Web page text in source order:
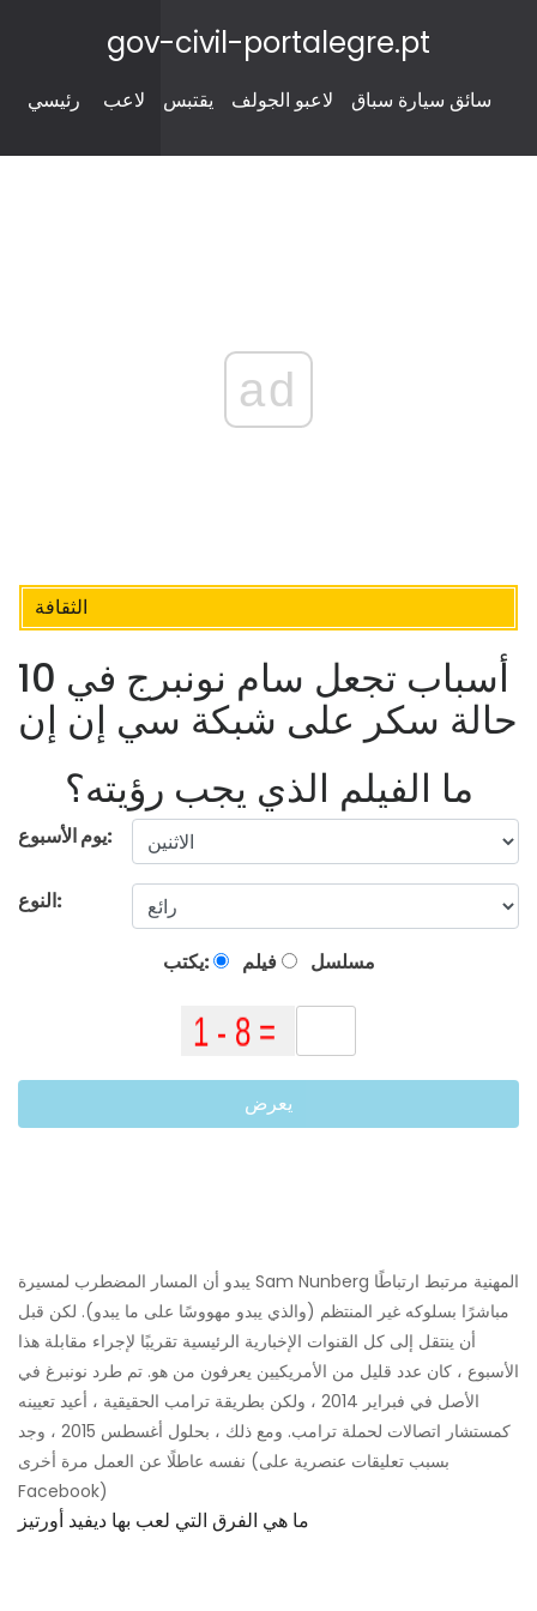
gov-civil-portalegre.pt
رئيسي لاعب يقتبس لاعبو الجولف سائق سيارة سباق
ad
الثقافة
10 أسباب تجعل سام نونبرج في
حالة سكر على شبكة سي إن إن
ما الفيلم الذي يجب رؤيته؟
يوم الأسبوع:
النوع:
يكتب: فيلم مسلسل
يعرض
يبدو أن المسار المضطرب لمسيرة Sam Nunberg المهنية مرتبط ارتباطًا
مباشرًا بسلوكه غير المنتظم (والذي يبدو مهووسًا على ما يبدو). لكن قبل
أن ينتقل إلى كل القنوات الإخبارية الرئيسية تقريبًا لإجراء مقابلة هذا
الأسبوع ، كان عدد قليل من الأمريكيين يعرفون من هو. تم طرد نونبرغ في
الأصل في فبراير 2014 ، ولكن بطريقة ترامب الحقيقية ، أعيد تعيينه
كمستشار اتصالات لحملة ترامب. ومع ذلك ، بحلول أغسطس 2015 ، وجد
نفسه عاطلًا عن العمل مرة أخرى (بسبب تعليقات عنصرية على
Facebook)
ما هي الفرق التي لعب بها ديفيد أورتيز